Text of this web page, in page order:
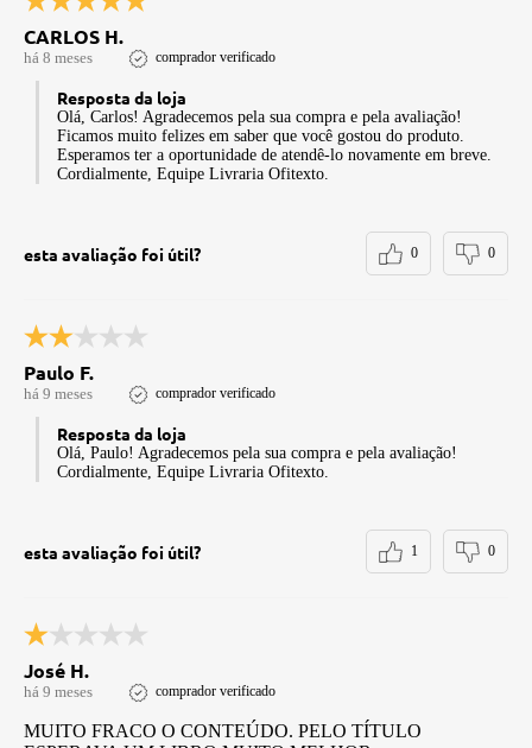
CARLOS H.
há 8 meses comprador verificado
Resposta da loja
Olá, Carlos! Agradecemos pela sua compra e pela avaliação!
Ficamos muito felizes em saber que você gostou do produto.
Esperamos ter a oportunidade de atendê-lo novamente em breve.
Cordialmente, Equipe Livraria Ofitexto.
esta avaliação foi útil? 0 0
Paulo F.
há 9 meses comprador verificado
Resposta da loja
Olá, Paulo! Agradecemos pela sua compra e pela avaliação!
Cordialmente, Equipe Livraria Ofitexto.
esta avaliação foi útil? 1 0
José H.
há 9 meses comprador verificado
MUITO FRACO O CONTEÚDO. PELO TÍTULO